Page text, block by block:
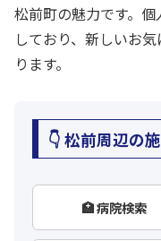
松前町の魅力です。
しており、新しいお
ります。
👇 松前周辺の
🏥 病院検索